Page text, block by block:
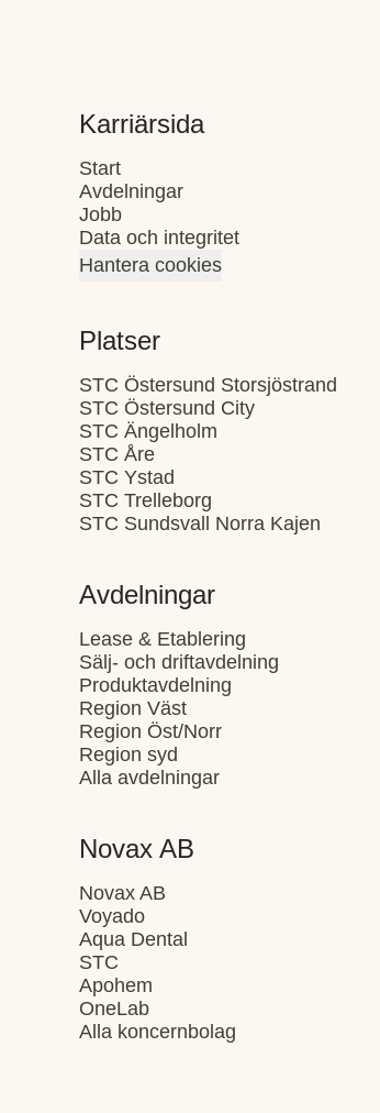
Karriärsida
Start
Avdelningar
Jobb
Data och integritet
Hantera cookies
Platser
STC Östersund Storsjöstrand
STC Östersund City
STC Ängelholm
STC Åre
STC Ystad
STC Trelleborg
STC Sundsvall Norra Kajen
Avdelningar
Lease & Etablering
Sälj- och driftavdelning
Produktavdelning
Region Väst
Region Öst/Norr
Region syd
Alla avdelningar
Novax AB
Novax AB
Voyado
Aqua Dental
STC
Apohem
OneLab
Alla koncernbolag